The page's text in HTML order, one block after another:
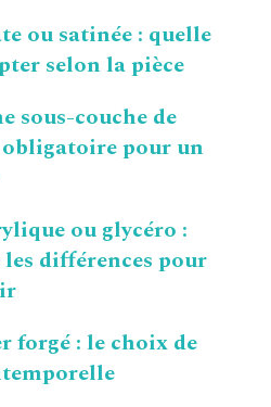
ou satinée : quelle
selon la pièce
sous-couche de
pour un
ou glycéro :
différences pour
forgé : le choix de